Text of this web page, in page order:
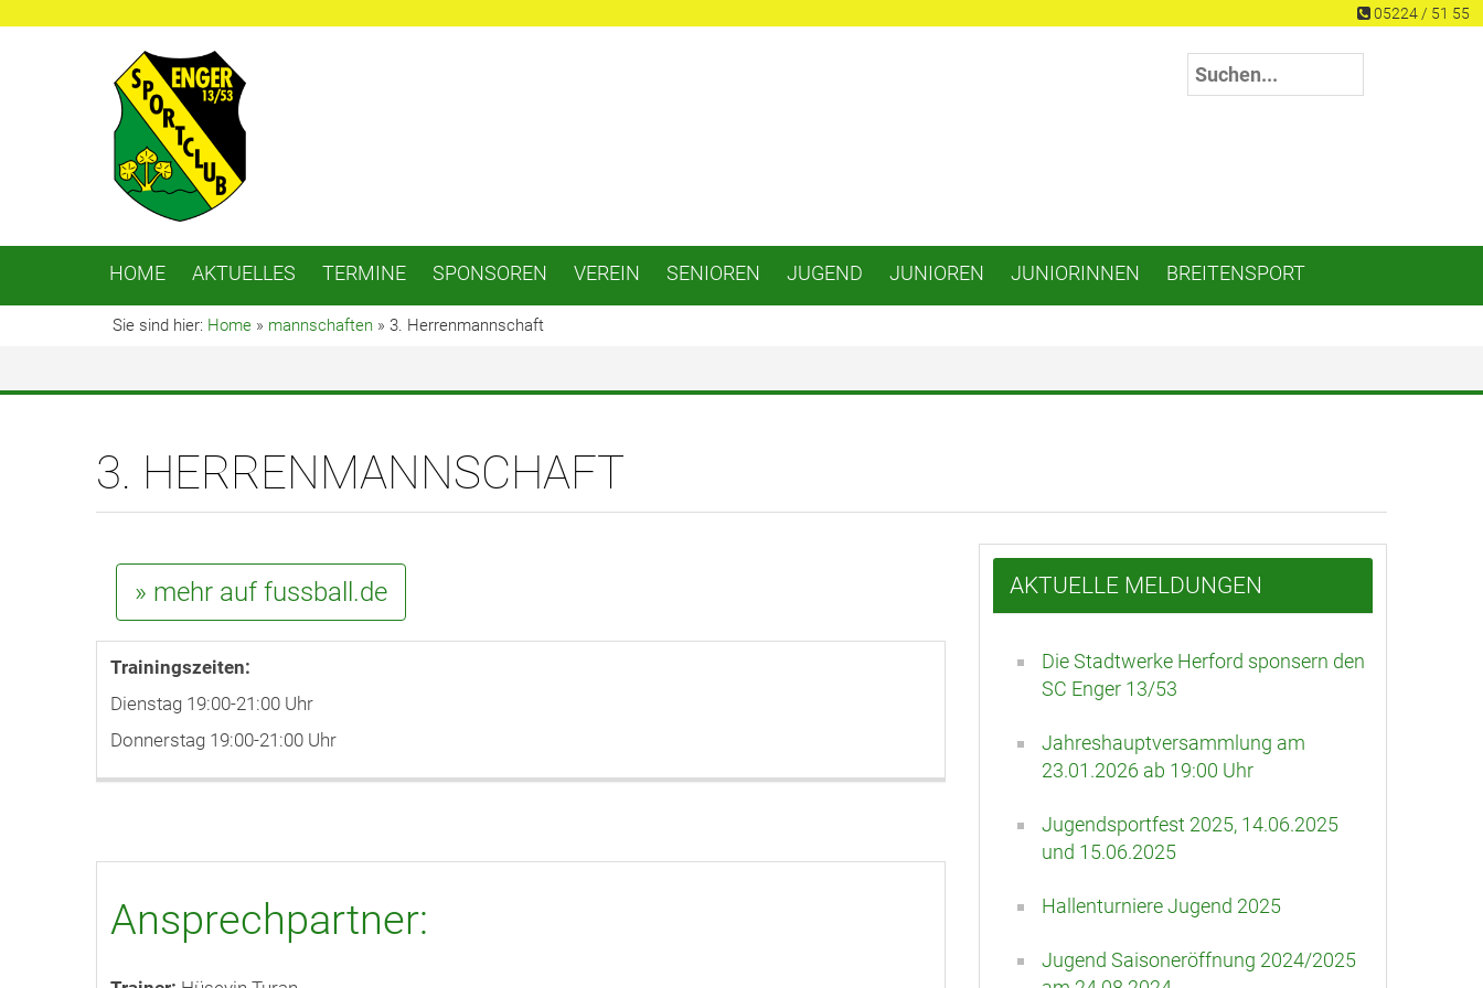
05224 / 51 55
HOME AKTUELLES TERMINE SPONSOREN VEREIN SENIOREN JUGEND JUNIOREN JUNIORINNEN BREITENSPORT
Sie sind hier: Home » mannschaften » 3. Herrenmannschaft
3. HERRENMANNSCHAFT
» mehr auf fussball.de
Trainingszeiten:
Dienstag 19:00-21:00 Uhr
Donnerstag 19:00-21:00 Uhr
Ansprechpartner:
AKTUELLE MELDUNGEN
Die Stadtwerke Herford sponsern den
SC Enger 13/53
Jahreshauptversammlung am
23.01.2026 ab 19:00 Uhr
Jugendsportfest 2025, 14.06.2025
und 15.06.2025
Hallenturniere Jugend 2025
Jugend Saisoneröffnung 2024/2025